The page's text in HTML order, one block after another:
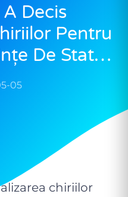
Decis
Pentru
De Stat…
05
chiriilor